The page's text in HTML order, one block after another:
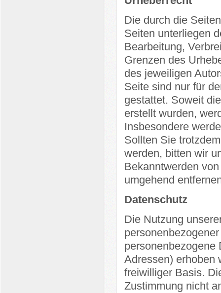
Die durch die
Seiten unterliegen
Bearbeitung,
Grenzen des
des jeweiligen
Seite sind nur für
gestattet. Soweit
erstellt wurden,
Insbesondere
Sollten Sie
werden, bitten wir
Bekanntwerden
umgehend
Datenschutz
Die Nutzung
personenbezogene
Adressen) erhoben
freiwilliger Basis.
Zustimmung nicht